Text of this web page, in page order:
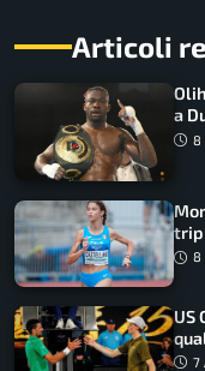
Articoli
a
8
8
US
7